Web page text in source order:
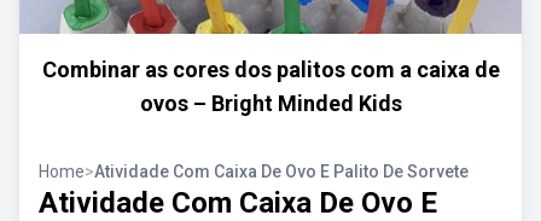
Combinar as cores dos palitos com a caixa de
ovos – Bright Minded Kids
Home>Atividade Com Caixa De Ovo E Palito De Sorvete
Atividade Com Caixa De Ovo E